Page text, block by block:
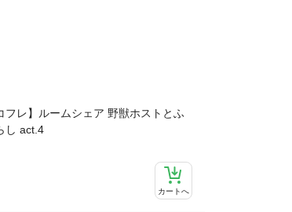
フレ】ルームシェア 野獣ホストとふ
し act.4
カートへ